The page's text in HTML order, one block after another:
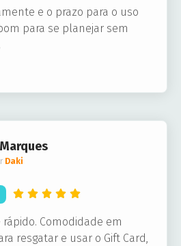
e o prazo para o uso
para se planejar sem
Daki
Comodidade em
resgatar e usar o Gift Card,